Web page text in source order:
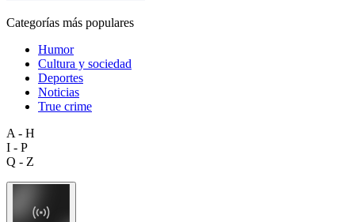
Categorías más populares
Humor
Cultura y sociedad
Deportes
Noticias
True crime
A - H
I - P
Q - Z